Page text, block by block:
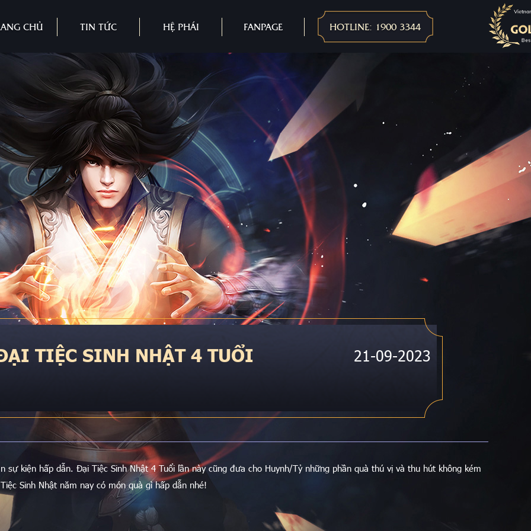
CHỦ TIN TỨC HỆ PHÁI FANPAGE HOTLINE: 1900 3344
TIỆC SINH NHẬT 4 TUỔI 21-09-2023
sự kiện hấp dẫn. Đại Tiệc Sinh Nhật 4 Tuổi lần này cũng đưa cho Huynh/Tỷ những phần quà thú vị và thu hút không kém
Sinh Nhật năm nay có món quà gì hấp dẫn nhé!